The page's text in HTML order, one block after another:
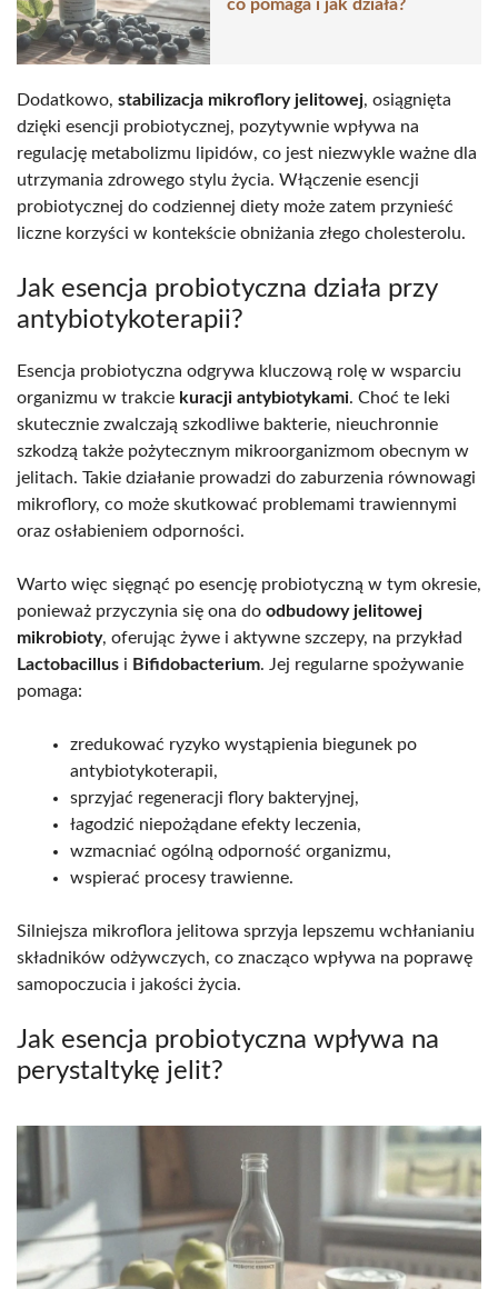
co pomaga i jak działa?
Dodatkowo, stabilizacja mikroflory jelitowej, osiągnięta
dzięki esencji probiotycznej, pozytywnie wpływa na
regulację metabolizmu lipidów, co jest niezwykle ważne dla
utrzymania zdrowego stylu życia. Włączenie esencji
probiotycznej do codziennej diety może zatem przynieść
liczne korzyści w kontekście obniżania złego cholesterolu.
Jak esencja probiotyczna działa przy
antybiotykoterapii?
Esencja probiotyczna odgrywa kluczową rolę w wsparciu
organizmu w trakcie kuracji antybiotykami. Choć te leki
skutecznie zwalczają szkodliwe bakterie, nieuchronnie
szkodzą także pożytecznym mikroorganizmom obecnym w
jelitach. Takie działanie prowadzi do zaburzenia równowagi
mikroflory, co może skutkować problemami trawiennymi
oraz osłabieniem odporności.
Warto więc sięgnąć po esencję probiotyczną w tym okresie,
ponieważ przyczynia się ona do odbudowy jelitowej
mikrobioty, oferując żywe i aktywne szczepy, na przykład
Lactobacillus i Bifidobacterium. Jej regularne spożywanie
pomaga:
zredukować ryzyko wystąpienia biegunek po
antybiotykoterapii,
sprzyjać regeneracji flory bakteryjnej,
łagodzić niepożądane efekty leczenia,
wzmacniać ogólną odporność organizmu,
wspierać procesy trawienne.
Silniejsza mikroflora jelitowa sprzyja lepszemu wchłanianiu
składników odżywczych, co znacząco wpływa na poprawę
samopoczucia i jakości życia.
Jak esencja probiotyczna wpływa na
perystaltykę jelit?